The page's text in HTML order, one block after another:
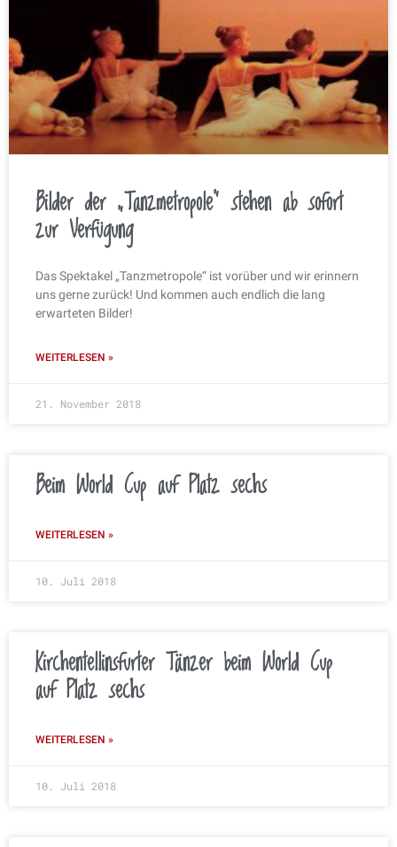
Bilder der „Tanzmetropole“ stehen ab sofort
zur Verfügung
Das Spektakel „Tanzmetropole“ ist vorüber und wir erinnern
uns gerne zurück! Und kommen auch endlich die lang
erwarteten Bilder!
WEITERLESEN »
21. November 2018
Beim World Cup auf Platz sechs
WEITERLESEN »
10. Juli 2018
Kirchentellinsfurter Tänzer beim World Cup
auf Platz sechs
WEITERLESEN »
10. Juli 2018